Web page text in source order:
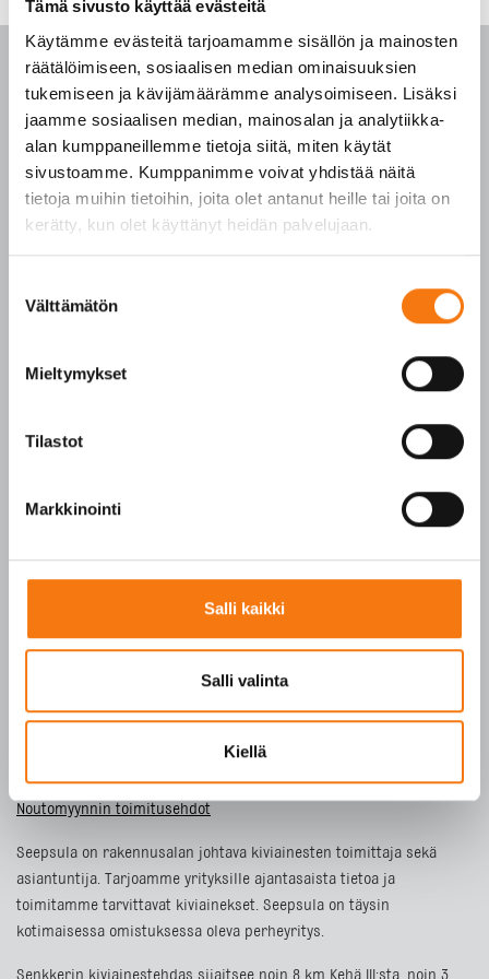
Tämä sivusto käyttää evästeitä
Käytämme evästeitä tarjoamamme sisällön ja mainosten
räätälöimiseen, sosiaalisen median ominaisuuksien
tukemiseen ja kävijämäärämme analysoimiseen. Lisäksi
jaamme sosiaalisen median, mainosalan ja analytiikka-
alan kumppaneillemme tietoja siitä, miten käytät
sivustoamme. Kumppanimme voivat yhdistää näitä
tietoja muihin tietoihin, joita olet antanut heille tai joita on
kerätty, kun olet käyttänyt heidän palvelujaan.
valinta
Välttämätön
Mieltymykset
Tilastot
Markkinointi
Salli kaikki
Salli valinta
Kiellä
PALVELUKESKUS
p. 010 3911 900
(matkapuhelinmaksu (mpm) ja lankapuhelimella
paikallisverkkomaksu (pvm))
SFS-EN 12620
Tietosuojaseloste
YHTEYSTIEDOT
Toimitusehdot
Noutomyynnin toimitusehdot
Seepsula on rakennusalan johtava kiviainesten toimittaja sekä
asiantuntija. Tarjoamme yrityksille ajantasaista tietoa ja
toimitamme tarvittavat kiviainekset. Seepsula on täysin
kotimaisessa omistuksessa oleva perheyritys.
Senkkerin kiviainestehdas sijaitsee noin 8 km Kehä III:sta, noin 3